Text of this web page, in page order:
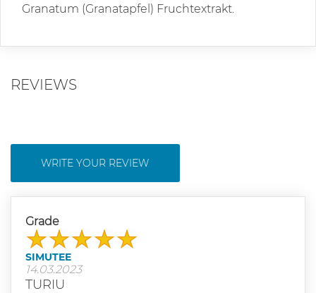
Granatum (Granatapfel) Fruchtextrakt.
REVIEWS
WRITE YOUR REVIEW
Grade
SIMUTEE
14.03.2023
TURIU